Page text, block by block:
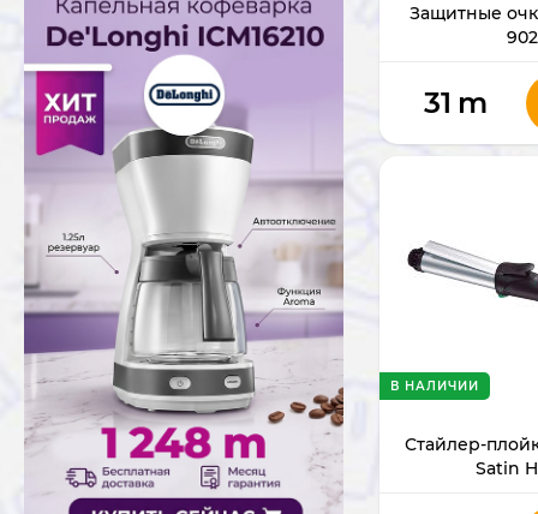
Защитные
31 m
Стайлер-
Satin
В НАЛИЧИИ